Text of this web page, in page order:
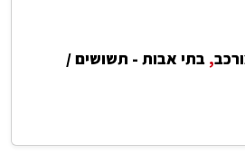
, בתי אבות - תשושים /